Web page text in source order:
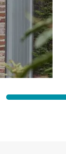
Portail